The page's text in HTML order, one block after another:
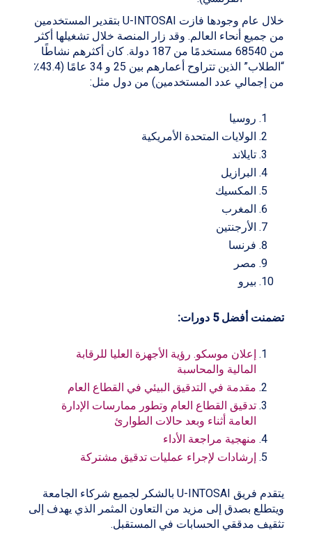
خلال عام وجودها فازت U-INTOSAI بتقدير المستخدمين
من جميع أنحاء العالم. وقد زار المنصة خلال تشغيلها أكثر
من 68540 مستخدمًا من 187 دولة. كان أكثرهم نشاطًا
“الطلاب” الذين تتراوح أعمارهم بين 25 و 34 عامًا (43.4٪
من إجمالي عدد المستخدمين) من دول مثل:
روسيا
الولايات المتحدة الأمريكية
تايلاند
البرازيل
المكسيك
المغرب
الأرجنتين
فرنسا
مصر
بيرو
تضمنت أفضل 5 دورات:
إعلان موسكو. رؤية الأجهزة العليا للرقابة
المالية والمحاسبة
مقدمة في التدقيق البيئي في القطاع العام
تدقيق القطاع العام وتطور ممارسات الإدارة
العامة أثناء وبعد حالات الطوارئ
منهجية مراجعة الأداء
إرشادات لإجراء عمليات تدقيق مشتركة
يتقدم فريق U-INTOSAI بالشكر لجميع شركاء الجامعة
ويتطلع بصدق إلى مزيد من التعاون المثمر الذي يهدف إلى
تثقيف مدققي الحسابات في المستقبل.